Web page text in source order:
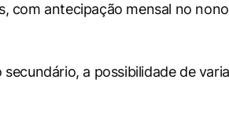
com antecipação mensal no
a possibilidade de